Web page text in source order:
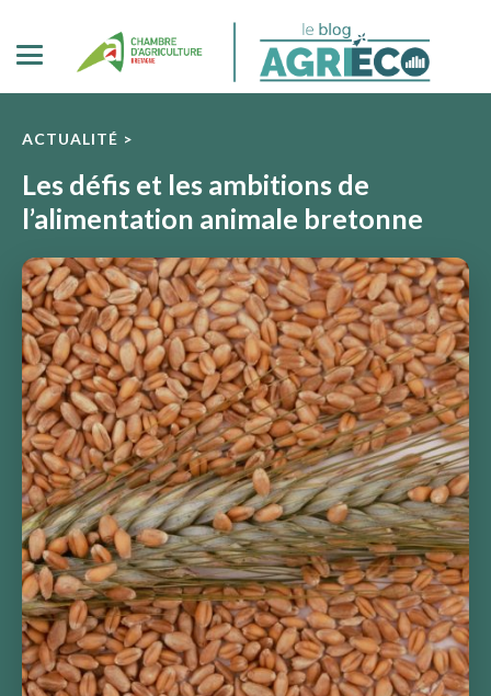
ACTUALITÉ >
Les défis et les ambitions de
l’alimentation animale bretonne